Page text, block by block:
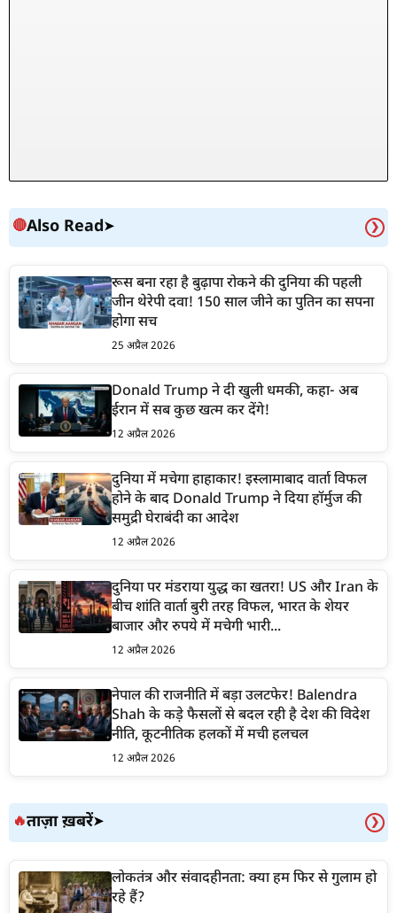
🔴Also Read➤ ❯
रूस बना रहा है बुढ़ापा रोकने की दुनिया की पहली
जीन थेरेपी दवा! 150 साल जीने का पुतिन का सपना
होगा सच
25 अप्रैल 2026
Donald Trump ने दी खुली धमकी, कहा- अब
ईरान में सब कुछ खत्म कर देंगे!
12 अप्रैल 2026
दुनिया में मचेगा हाहाकार! इस्लामाबाद वार्ता विफल
होने के बाद Donald Trump ने दिया हॉर्मुज की
समुद्री घेराबंदी का आदेश
12 अप्रैल 2026
दुनिया पर मंडराया युद्ध का खतरा! US और Iran के
बीच शांति वार्ता बुरी तरह विफल, भारत के शेयर
बाजार और रुपये में मचेगी भारी...
12 अप्रैल 2026
नेपाल की राजनीति में बड़ा उलटफेर! Balendra
Shah के कड़े फैसलों से बदल रही है देश की विदेश
नीति, कूटनीतिक हलकों में मची हलचल
12 अप्रैल 2026
🔥ताज़ा ख़बरें➤ ❯
लोकतंत्र और संवादहीनता: क्या हम फिर से गुलाम हो
रहे हैं?